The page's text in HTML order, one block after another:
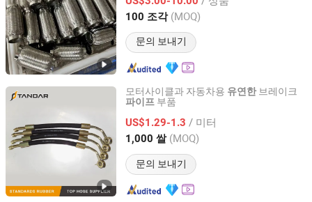
100 조각 (MOQ)
문의 보내기
Jiangxi, China 이후 2017
모터사이클과 자동차용 유연한브레이크
파이프 부품
US$1.29-1.3 / 미터
1,000 쌀 (MOQ)
문의 보내기
Shijiazhuang Standards Rubber Products Trading Co., Ltd.
Hebei, China 이후 2012